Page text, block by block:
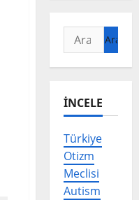
Arama:
İNCELE
Türkiye
Otizm
Meclisi
Autism